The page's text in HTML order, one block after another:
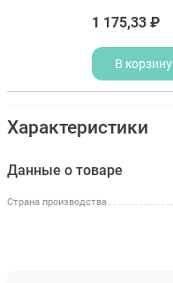
1 175,33 ₽
В корзину
Характеристики
Данные о товаре
Страна производства